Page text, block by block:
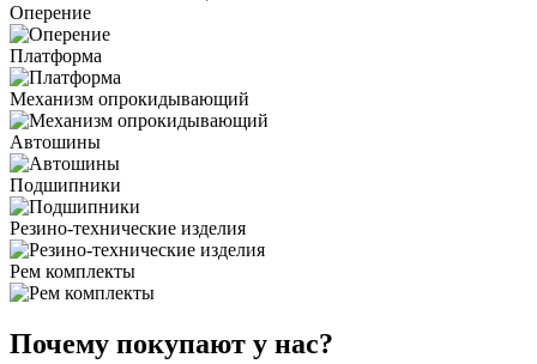
Оперение
Платформа
Механизм опрокидывающий
Автошины
Подшипники
Резино-технические изделия
Рем комплекты
Почему покупают у нас?